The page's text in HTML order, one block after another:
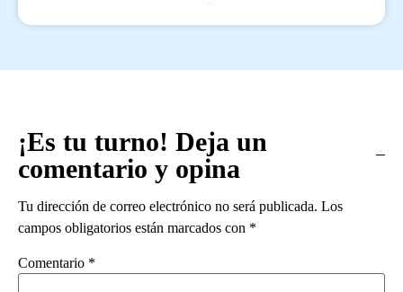
¡Es tu turno! Deja un
comentario y opina
Tu dirección de correo electrónico no será publicada. Los
campos obligatorios están marcados con *
Comentario *